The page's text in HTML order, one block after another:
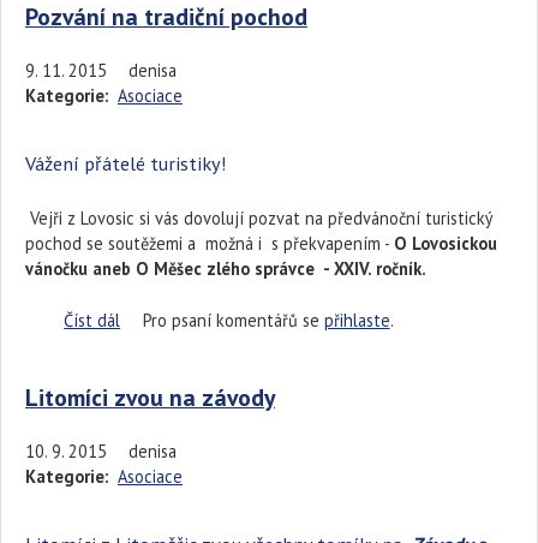
Pozvání na tradiční pochod
9. 11. 2015
denisa
Kategorie: Asociace
Vážení přátelé turistiky!
Vejři z Lovosic si vás dovolují pozvat na předvánoční turistický
pochod se soutěžemi a možná i s překvapením - O Lovosickou
vánočku aneb O Měšec zlého správce - XXIV. ročník.
Číst dál Pozvání na tradiční pochod
Pro psaní komentářů se přihlaste.
Litomíci zvou na závody
10. 9. 2015
denisa
Kategorie: Asociace